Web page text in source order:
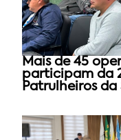
Mais de 45
participam da
Patrulheiros